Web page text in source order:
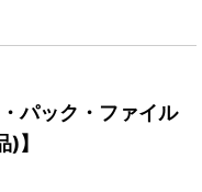
パック・ファイル
】